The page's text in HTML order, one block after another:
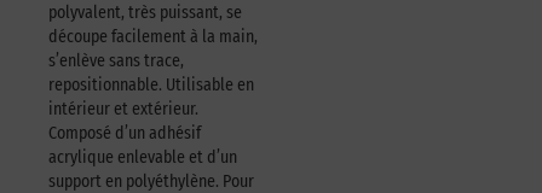
polyvalent, très puissant, se
découpe facilement à la main,
s’enlève sans trace,
repositionnable. Utilisable en
intérieur et extérieur.
Composé d’un adhésif
acrylique enlevable et d’un
support en polyéthylène. Pour